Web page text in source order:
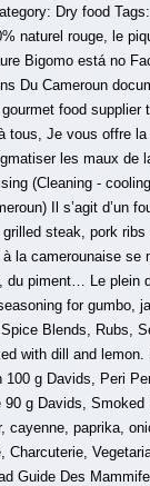
Dry food
naturel rouge, le
Bigomo está no
Du Cameroun
food supplier
tous, Je vous offre
les maux de
(Cleaning -
Il s’agit d’un
steak, pork
la camerounaise se
du piment… Le plein
for gumbo,
Blends, Rubs,
with dill and lemon.
g Davids, Peri
g Davids,
paprika,
Guide Des